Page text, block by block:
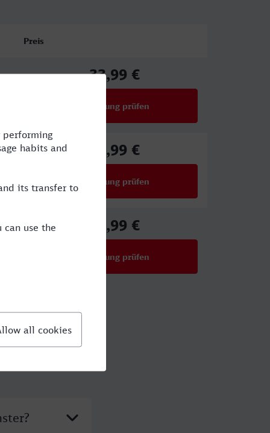
Preis
ab33,99 €
Verbindung prüfen
35,99 €
Verbindung prüfen
33,99 €
Verbindung prüfen